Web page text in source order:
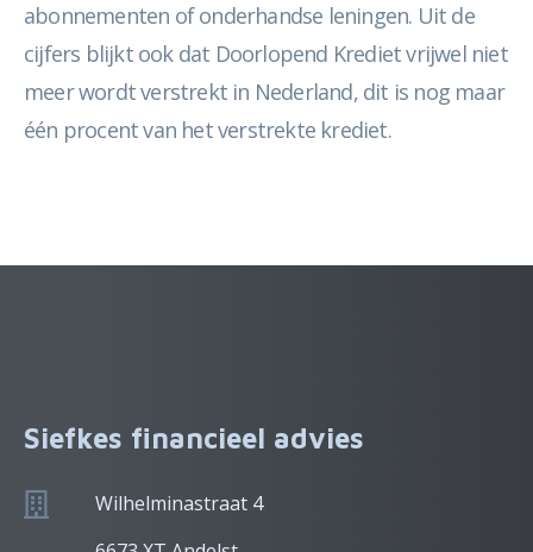
abonnementen of onderhandse leningen. Uit de
cijfers blijkt ook dat Doorlopend Krediet vrijwel niet
meer wordt verstrekt in Nederland, dit is nog maar
één procent van het verstrekte krediet.
Siefkes financieel advies
Wilhelminastraat 4